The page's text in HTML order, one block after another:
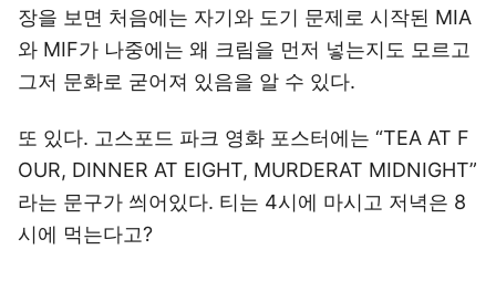
장을 보면 처음에는 자기와 도기 문제로 시작된 MIA
와 MIF가 나중에는 왜 크림을 먼저 넣는지도 모르고
그저 문화로 굳어져 있음을 알 수 있다.
또 있다. 고스포드 파크 영화 포스터에는 “TEA AT F
OUR, DINNER AT EIGHT, MURDERAT MIDNIGHT”
라는 문구가 씌어있다. 티는 4시에 마시고 저녁은 8
시에 먹는다고?